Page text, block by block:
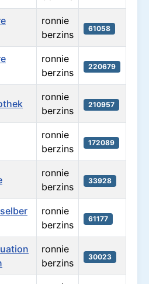
ronnie
berzins
61058
ronnie
berzins
220679
ronnie
berzins
210957
ronnie
berzins
172089
ronnie
berzins
33928
ronnie
berzins
61177
ronnie
berzins
30023